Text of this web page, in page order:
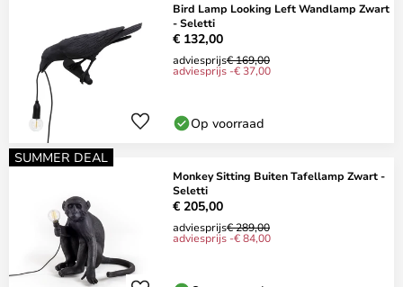
Bird Lamp Looking Left Wandlamp Zwart
- Seletti
€ 132,00
adviesprijs€ 169,00
adviesprijs -€ 37,00
Op voorraad
SUMMER DEAL
Monkey Sitting Buiten Tafellamp Zwart -
Seletti
€ 205,00
adviesprijs€ 289,00
adviesprijs -€ 84,00